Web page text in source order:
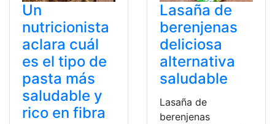
Un
nutricionista
aclara cuál
es el tipo de
pasta más
saludable y
rico en fibra
Lasaña de
berenjenas
deliciosa
alternativa
saludable
Lasaña de
berenjenas